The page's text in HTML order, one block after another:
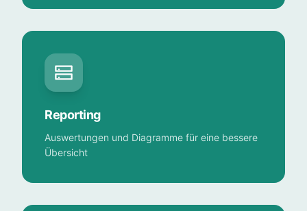
Reporting
Auswertungen und Diagramme für eine bessere
Übersicht